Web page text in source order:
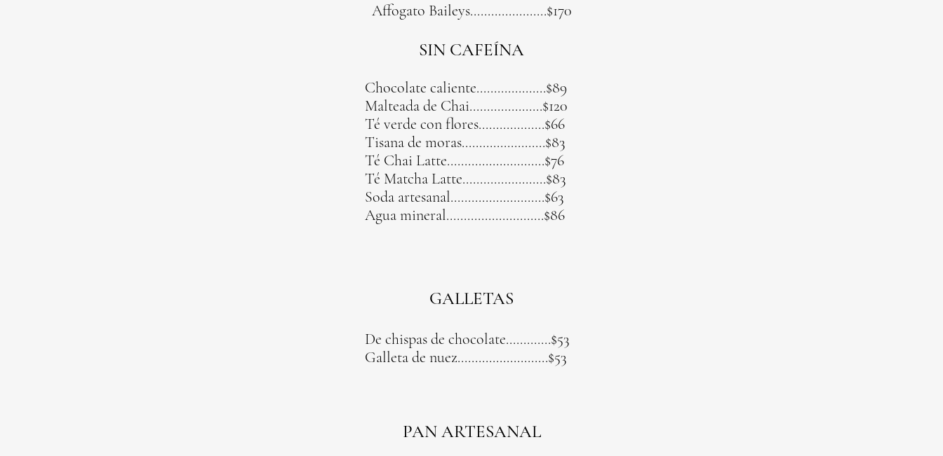
Affogato Baileys......................$170
SIN CAFEÍNA
Chocolate caliente....................$89
Malteada de Chai.....................$120
Té verde con flores...................$66
Tisana de moras........................$83
Té Chai Latte............................$76
Té Matcha Latte........................$83
Soda artesanal...........................$63
Agua mineral............................$86
GALLETAS
De chispas de chocolate.............$53
Galleta de nuez..........................$53
PAN ARTESANAL